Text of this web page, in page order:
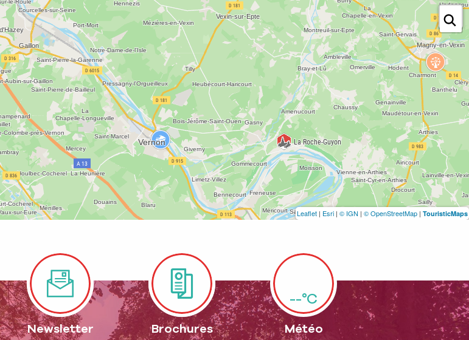
Leaflet | Esri | © IGN | © OpenStreetMap | TouristicMaps
Newsletter Brochures
--°C
Météo